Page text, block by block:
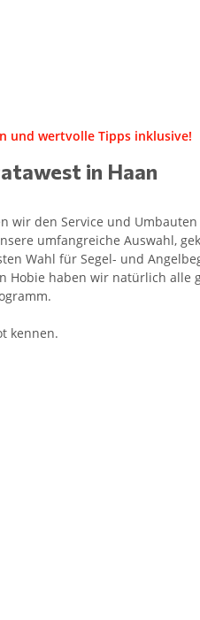
und wertvolle Tipps inklusive!
in Haan
wir den Service und
umfangreiche Auswahl,
Wahl für Segel- und
Hobie haben wir natürlich alle
kennen.